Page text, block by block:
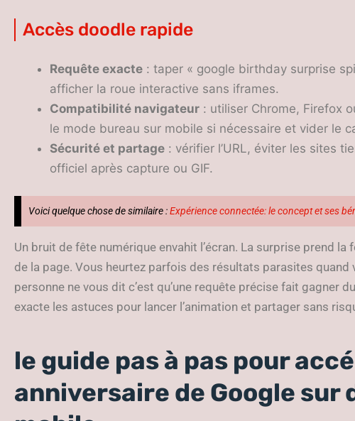
Accès doodle rapide
Requête exacte : taper « google birthday surprise
afficher la roue interactive sans iframes.
Compatibilité navigateur : utiliser Chrome, Firefox
le mode bureau sur mobile si nécessaire et vider le
Sécurité et partage : vérifier l’URL, éviter les sites
officiel après capture ou GIF.
Voici quelque chose de similaire :Expérience connectée: le concept et ses
Un bruit de fête numérique envahit l’écran. La surprise prend la
de la page. Vous heurtez parfois des résultats parasites quand
personne ne vous dit c’est qu’une requête précise fait gagner
exacte les astuces pour lancer l’animation et partager sans
le guide pas à pas pour
anniversaire de Google sur